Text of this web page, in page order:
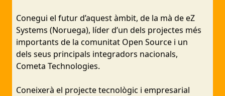
Conegui el futur d’aquest àmbit, de la mà de eZ
Systems (Noruega), líder d’un dels projectes més
importants de la comunitat Open Source i un
dels seus principals integradors nacionals,
Cometa Technologies.
Coneixerà el projecte tecnològic i empresarial